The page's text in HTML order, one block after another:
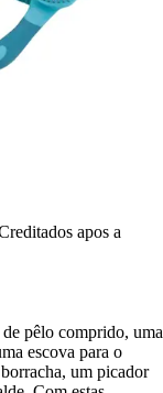
apos a
pêlo comprido, uma
escova para o
um picador